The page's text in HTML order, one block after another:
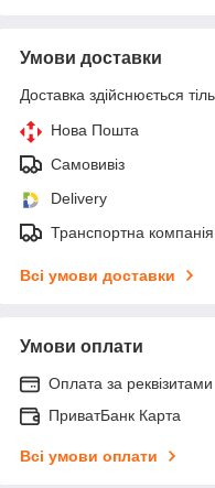
Умови доставки
Доставка здійснюється
Нова Пошта
Самовивіз
Delivery
Транспортна компанія
Всі умови доставки
Умови оплати
Оплата за реквізитами
ПриватБанк Карта
Всі умови оплати